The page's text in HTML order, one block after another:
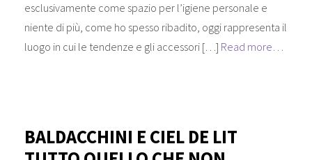
esclusivamente come spazio per l’igiene personale e
niente di più, come ho spesso ribadito, oggi rappresenta il
luogo in cui le tendenze e gli accessori […] Read more…
BALDACCHINI E CIEL DE LIT